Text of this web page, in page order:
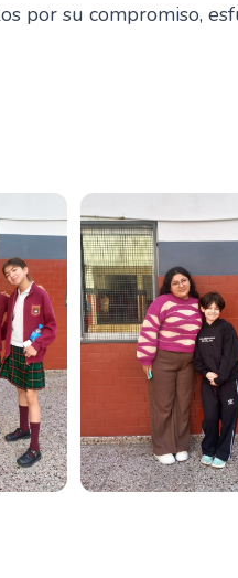
por su compromiso,